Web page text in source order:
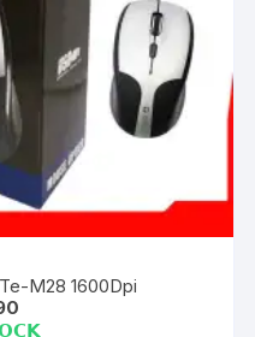
M28 1600Dpi